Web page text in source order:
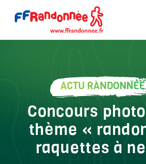
ACTU RANDONNÉE
Concours
thème «
raquettes à